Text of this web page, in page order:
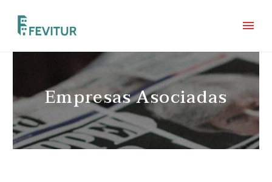
Empresas Asociadas